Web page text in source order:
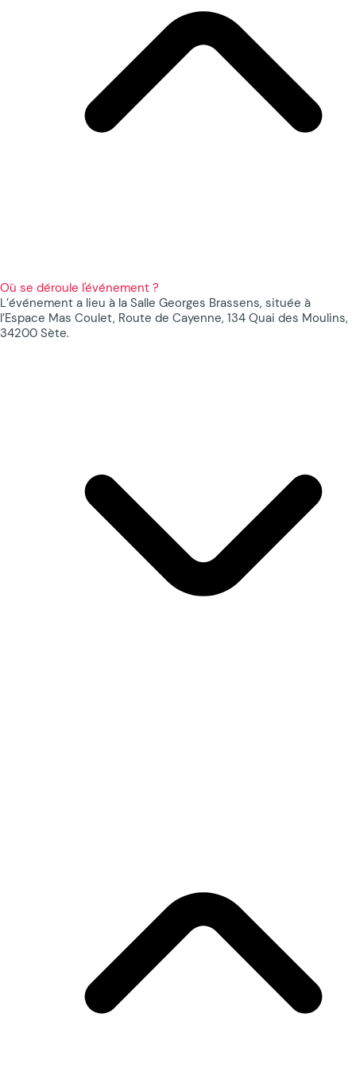
Où se déroule l'événement ?
L’événement a lieu à la Salle Georges Brassens, située à
l’Espace Mas Coulet, Route de Cayenne, 134 Quai des Moulins,
34200 Sète.